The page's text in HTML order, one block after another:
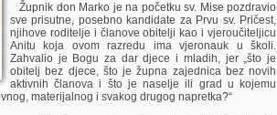
Župnik don Marko je na početku sv. Mise pozdravio
sve prisutne, posebno kandidate za Prvu sv. Pričest,
njihove roditelje i članove obitelji kao i vjeroučiteljicu
Anitu koja ovom razredu ima vjeronauk u školi.
Zahvalio je Bogu za dar djece i mladih, jer „što je
obitelj bez djece, što je župna zajednica bez novih
aktivnih članova i što je naselje ili grad u kojemu
materijalnog i svakog drugog napretka?“